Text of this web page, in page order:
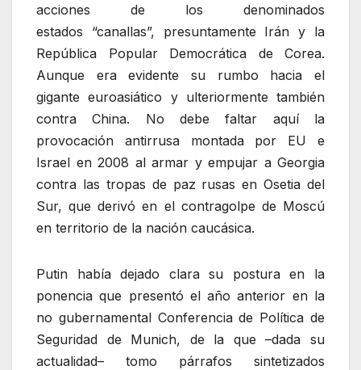
acciones de los denominados
estados
canallas , presuntamente Irán y la
República Popular Democrática de Corea.
Aunque era evidente su rumbo hacia el
gigante euroasiático y ulteriormente también
contra China. No debe faltar aquí la
provocación antirrusa montada por EU e
Israel en 2008 al armar y empujar a Georgia
contra las tropas de paz rusas en Osetia del
Sur, que derivó en el contragolpe de Moscú
en territorio de la nación caucásica.
Putin había dejado clara su postura en la
ponencia que presentó el año anterior en la
no gubernamental Conferencia de Política de
Seguridad de Munich, de la que –dada su
actualidad– tomo párrafos sintetizados